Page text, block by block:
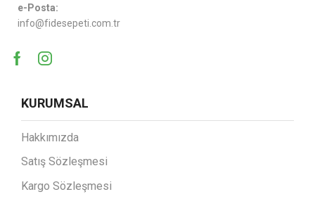
e-Posta:
info@fidesepeti.com.tr
KURUMSAL
Hakkımızda
Satış Sözleşmesi
Kargo Sözleşmesi